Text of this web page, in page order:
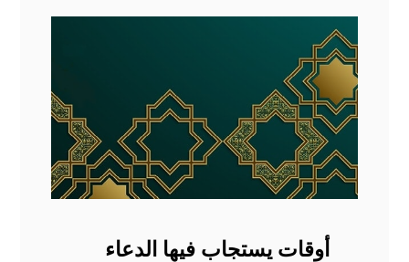
أوقات يستجاب فيها الدعاء